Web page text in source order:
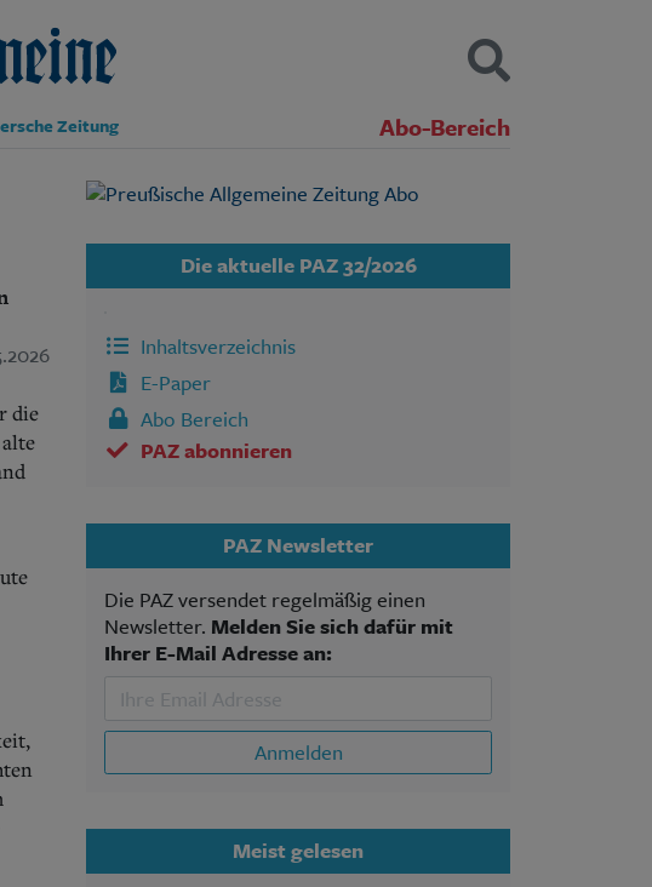
Zeitung Abo-Bereich
Kontakt
Datenschutz
SUCHEN
die
Die aktuelle PAZ 32/2026
Inhaltsverzeichnis
E-Paper
Abo Bereich
PAZ abonnieren
PAZ Newsletter
Die PAZ versendet regelmäßig einen
Newsletter. Melden Sie sich dafür mit
Ihrer E-Mail Adresse an:
Anmelden
Meist gelesen